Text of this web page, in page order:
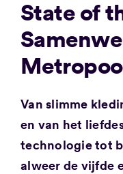
State of
Van slimme
en van het
technologie tot
alweer de vijfde